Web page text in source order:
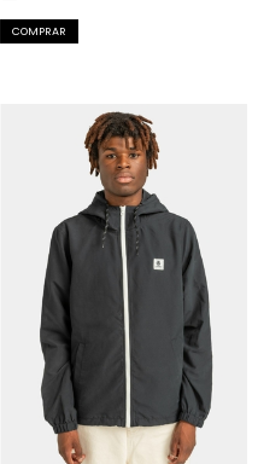
COMPRAR